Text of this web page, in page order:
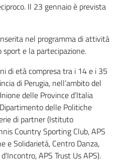
Il 23 gennaio è prevista
nel programma di attività
e la partecipazione.
di età compresa tra i 14 e i 35
di Perugia, nell’ambito del
delle Province d’Italia
delle Politiche
di partner (Istituto
Country Sporting Club, APS
e Solidarietà, Centro Danza,
APS Trust Us APS).